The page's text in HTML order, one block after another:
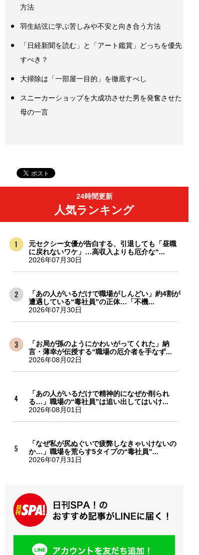
方法
羽生結弦に学ぶ苦しみや不安と向き合う方法
「日経新聞を読む」と「アート鑑賞」どっちを優先
すべき？
大掃除は「一部屋一目的」を徹底すべし
スニーカーショップを大成功させた男を発奮させた
母の一言
24時間更新
人気ランキング
元セクシー女優が告白する、引退しても「昼職
に戻れないワケ」…高収入よりも厄介な“...
2026年07月30日
「あの人がいるだけで職場がしんどい」約4割が
遭遇している“毒社員”の正体…「不機...
2026年07月30日
「お局が孫のようにかわいがってくれた」納
言・薄幸が伝授する“職場の厄介者を手なず...
2026年08月02日
「あの人がいるだけで精神的になぜか削られ
る…」職場の“毒社員”は追い出してはいけ...
2026年08月01日
「なぜ私が尻ぬぐいで疲弊しなきゃいけないの
か…」職場を荒らす5タイプの“毒社員”...
2026年07月31日